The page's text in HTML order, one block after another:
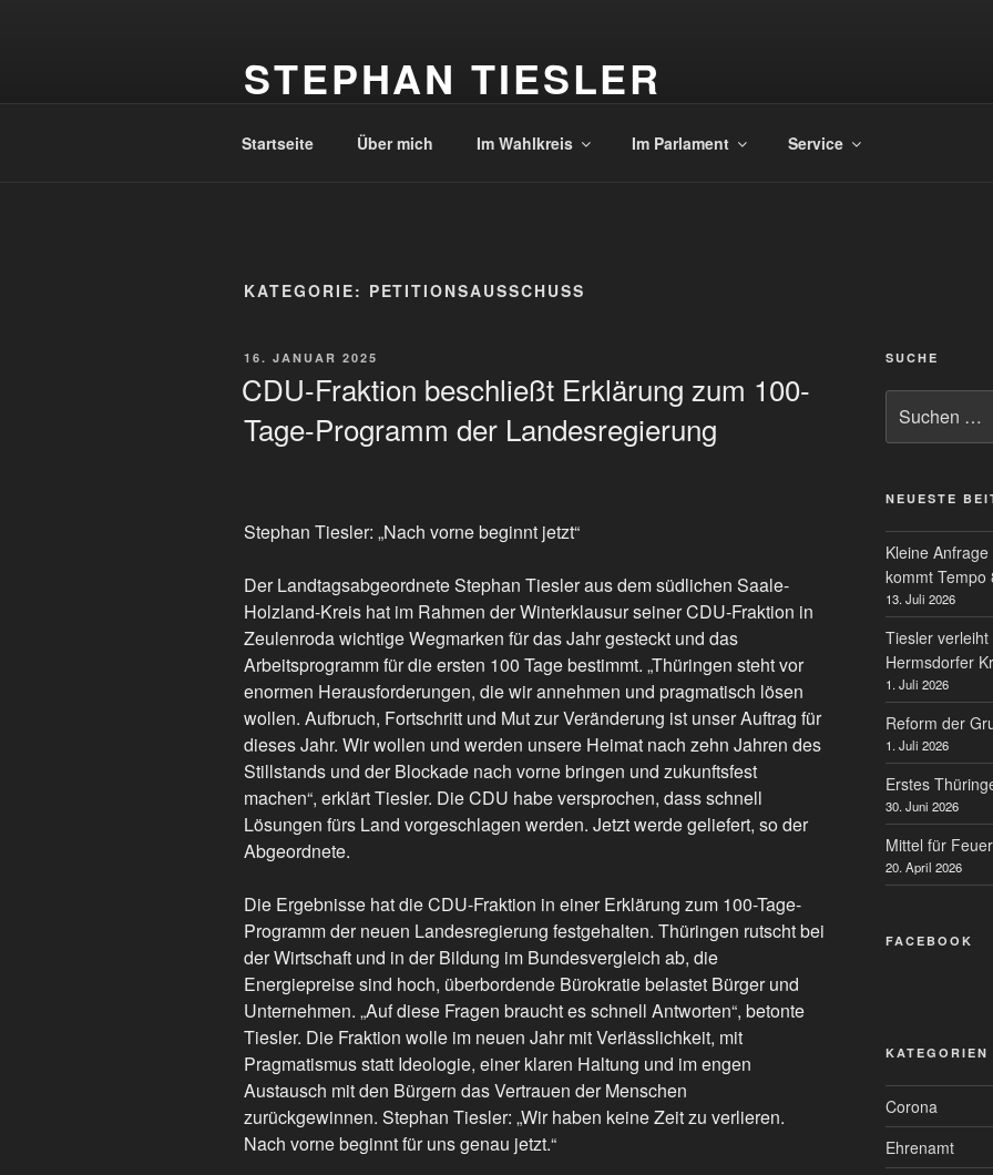
STEPHAN TIESLER
Startseite Über mich Im Wahlkreis Im Parlament Service
KATEGORIE: PETITIONSAUSSCHUSS
VERÖFFENTLICHT
16. JANUAR 2025
CDU-Fraktion beschließt Erklärung zum 100-
Tage-Programm der Landesregierung
Stephan Tiesler: „Nach vorne beginnt jetzt“
Der Landtagsabgeordnete Stephan Tiesler aus dem südlichen Saale-
Holzland-Kreis hat im Rahmen der Winterklausur seiner CDU-Fraktion in
Zeulenroda wichtige Wegmarken für das Jahr gesteckt und das
Arbeitsprogramm für die ersten 100 Tage bestimmt. „Thüringen steht vor
enormen Herausforderungen, die wir annehmen und pragmatisch lösen
wollen. Aufbruch, Fortschritt und Mut zur Veränderung ist unser Auftrag für
dieses Jahr. Wir wollen und werden unsere Heimat nach zehn Jahren des
Stillstands und der Blockade nach vorne bringen und zukunftsfest
machen“, erklärt Tiesler. Die CDU habe versprochen, dass schnell
Lösungen fürs Land vorgeschlagen werden. Jetzt werde geliefert, so der
Abgeordnete.
Die Ergebnisse hat die CDU-Fraktion in einer Erklärung zum 100-Tage-
Programm der neuen Landesregierung festgehalten. Thüringen rutscht bei
der Wirtschaft und in der Bildung im Bundesvergleich ab, die
Energiepreise sind hoch, überbordende Bürokratie belastet Bürger und
Unternehmen. „Auf diese Fragen braucht es schnell Antworten“, betonte
Tiesler. Die Fraktion wolle im neuen Jahr mit Verlässlichkeit, mit
Pragmatismus statt Ideologie, einer klaren Haltung und im engen
Austausch mit den Bürgern das Vertrauen der Menschen
zurückgewinnen. Stephan Tiesler: „Wir haben keine Zeit zu verlieren.
Nach vorne beginnt für uns genau jetzt.“
SUCHE
nach:
NEUESTE
Kleine
kommt Tempo
13. Juli 2026
Tiesler
Hermsdorfer
1. Juli 2026
Reform der
1. Juli 2026
Erstes
30. Juni 2026
Mittel für
20. April 2026
FACEBOOK
KATEGORIEN
Corona
Ehrenamt